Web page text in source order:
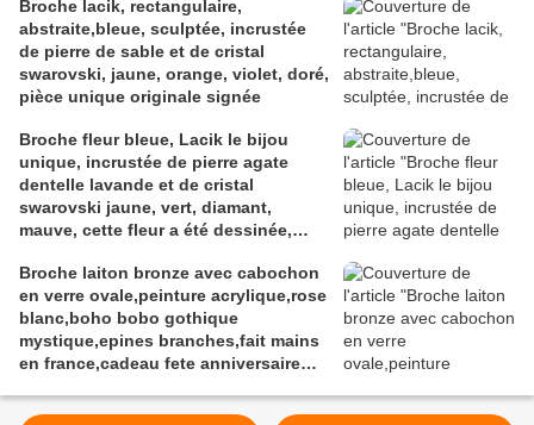
Broche lacik, rectangulaire,
abstraite,bleue, sculptée, incrustée
de pierre de sable et de cristal
swarovski, jaune, orange, violet, doré,
pièce unique originale signée
Broche fleur bleue, Lacik le bijou
unique, incrustée de pierre agate
dentelle lavande et de cristal
swarovski jaune, vert, diamant,
mauve, cette fleur a été dessinée,
bijou, les pierreries et cristallerires
ont été incrustées à la cuisson,
peinture et vernis acrylique, pièce
originale unique et signée au dos.
Broche laiton bronze avec cabochon
en verre ovale,peinture acrylique,rose
blanc,boho bobo gothique
mystique,epines branches,fait mains
en france,cadeau fete anniversaire